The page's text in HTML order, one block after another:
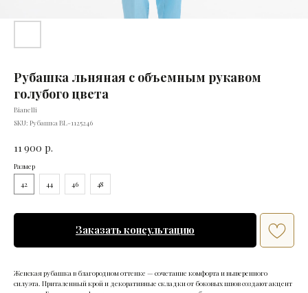
Рубашка льняная с объемным рукавом
голубого цвета
Bianelli
SKU: Рубашка BL-1125246
11 900 р.
Размер
42
44 46 48
Заказать консультацию
Женская рубашка в благородном оттенке — сочетание комфорта и выверенного
силуэта. Приталенный крой и декоративные складки от боковых швов создают акцент